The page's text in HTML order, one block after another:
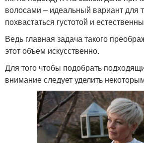
волосами – идеальный вариант для
похвастаться густотой и
Ведь главная задача такого
этот объем искусственно.
Для того чтобы подобрать
внимание следует уделить